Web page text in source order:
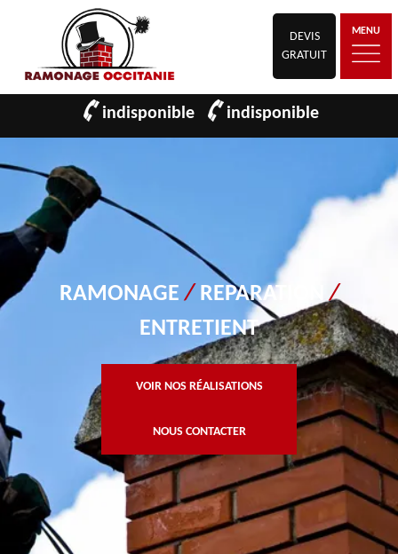
DEVIS
GRATUIT
MENU
indisponible indisponible
RAMONAGE/ REPARATION/
ENTRETIENT
VOIR NOS RÉALISATIONS
NOUS CONTACTER